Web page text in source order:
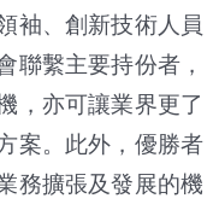
袖、創新技術人員
聯繫主要持份者，
，亦可讓業界更了
案。此外，優勝者
務擴張及發展的機